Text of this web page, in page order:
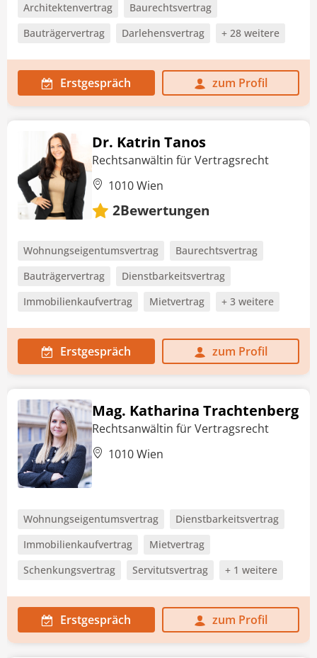
Architektenvertrag
Baurechtsvertrag
Bauträgervertrag
Darlehensvertrag + 28 weitere
Erstgespräch zum Profil
Dr. Katrin Tanos
Rechtsanwältin für Vertragsrecht
1010 Wien
2Bewertungen
Wohnungseigentumsvertrag
Baurechtsvertrag
Bauträgervertrag
Dienstbarkeitsvertrag
Immobilienkaufvertrag
Mietvertrag + 3 weitere
Erstgespräch zum Profil
Mag. Katharina Trachtenberg
Rechtsanwältin für Vertragsrecht
1010 Wien
Wohnungseigentumsvertrag
Dienstbarkeitsvertrag
Immobilienkaufvertrag
Mietvertrag
Schenkungsvertrag
Servitutsvertrag + 1 weitere
Erstgespräch zum Profil